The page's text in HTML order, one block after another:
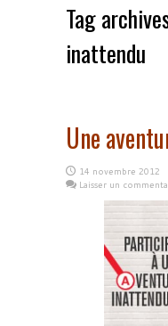
Tag
inattendu
Une
14 novembre 2012
Laisser un